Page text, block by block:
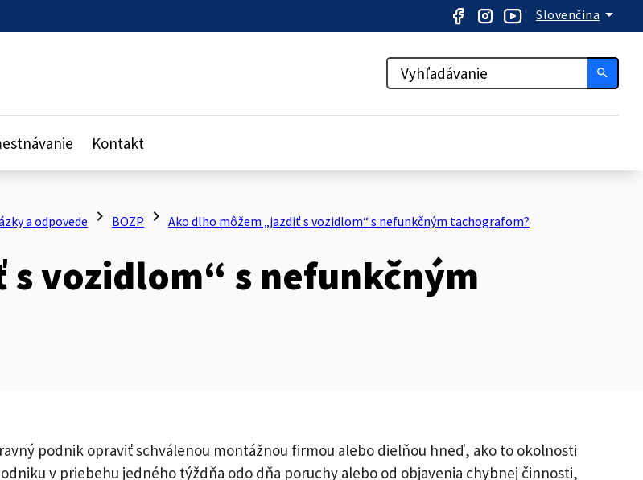
Slovenčina arrow_drop_down
search
Kontakt
a odpovede chevron_right BOZP chevron_right Ako dlho môžem „jazdiť s vozidlom“ s nefunkčným tachografom?
vozidlom“ s nefunkčným
podnik opraviť schválenou montážnou firmou alebo dielňou hneď, ako to okolnosti
v priebehu jedného týždňa odo dňa poruchy alebo od objavenia chybnej činnosti,